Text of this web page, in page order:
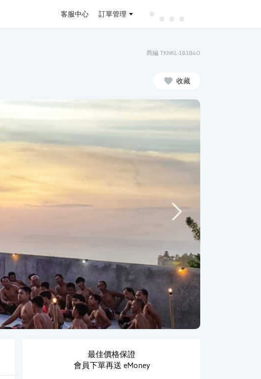
客服中心 訂單管理
商編 TKNKL-181840
收藏
最佳價格保證
會員下單再送 eMoney